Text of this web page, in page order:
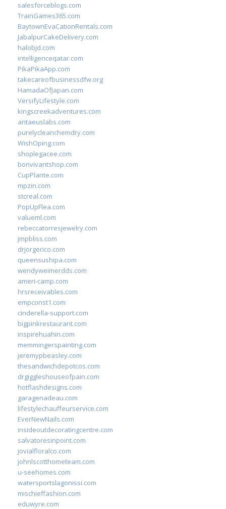
salesforceblogs.com
TrainGames365.com
BaytownEvaCationRentals.com
JabalpurCakeDelivery.com
halobjd.com
intelligenceqatar.com
PikaPikaApp.com
takecareofbusinessdfw.org
HamadaOfJapan.com
VersifyLifestyle.com
kingscreekadventures.com
antaeuslabs.com
purelycleanchemdry.com
WishOping.com
shoplegacee.com
bonvivantshop.com
CupPlante.com
mpzin.com
stcreal.com
PopUpFlea.com
valueml.com
rebeccatorresjewelry.com
jmpbliss.com
drjorgerico.com
queensushipa.com
wendyweimerdds.com
ameri-camp.com
hrsreceivables.com
empconst1.com
cinderella-support.com
bigpinkrestaurant.com
inspirehuahin.com
memmingerspainting.com
jeremypbeasley.com
thesandwichdepotcos.com
drgiggleshouseofpain.com
hotflashdesigns.com
garagenadeau.com
lifestylechauffeurservice.com
EverNewNails.com
insideoutdecoratingcentre.com
salvatoresinpoint.com
jovialfloralco.com
johnlscotthometeam.com
u-seehomes.com
watersportslagonissi.com
mischieffashion.com
eduwyre.com